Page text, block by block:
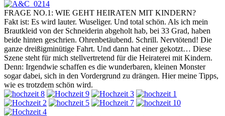
FRAGE NO.1: WIE GEHT HEIRATEN MIT KINDERN?
Fakt ist: Es wird lauter. Wuseliger. Und total schön. Als ich mein
Brautkleid von der Schneiderin abgeholt hab, bei 33 Grad, haben
beide hinten geschrien. Ohrenbetäubend. Schrill. Nervtötend! Die
ganze dreißigminütige Fahrt. Und dann hat einer gekotzt… Diese
Szene steht für mich stellvertretend für die Heiraterei mit Kindern.
Denn: Irgendwie schaffen es die wunderbaren, kleinen Monster
sogar dabei, sich in den Vordergrund zu drängen. Hier meine Tipps,
wie es trotzdem schön wird.